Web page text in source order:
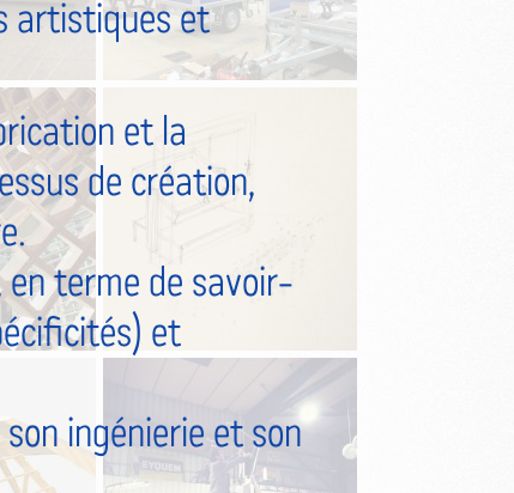
artistiques et
et la
de création,
en terme de savoir-
et
ingénierie et son